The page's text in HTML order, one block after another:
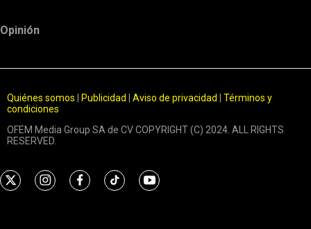
Opinión
Quiénes somos Publicidad Aviso de privacidad
Términos y
condiciones
OFEM Media Group SA de CV COPYRIGHT (C) 2024. ALL RIGHTS
RESERVED.
t
i
f
t
y